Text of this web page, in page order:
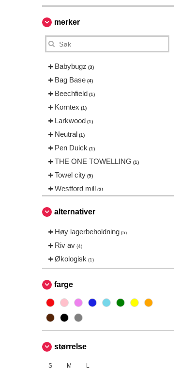
merker
Babybugz (3)
Bag Base (4)
Beechfield (1)
Korntex (1)
Larkwood (1)
Neutral (1)
Pen Duick (1)
THE ONE TOWELLING (1)
Towel city (9)
Westford mill (3)
alternativer
Høy lagerbeholdning (5)
Riv av (4)
Økologisk (1)
farge
størrelse
S M L